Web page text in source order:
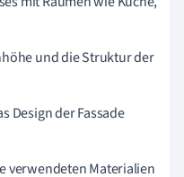
und die Struktur der
Design der Fassade
verwendeten Materialien